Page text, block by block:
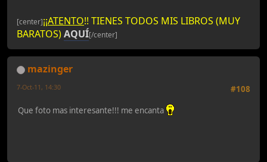
[center]¡¡ATENTO!! TIENES TODOS MIS LIBROS (MUY
BARATOS)AQUÍ[/center]
mazinger
#108
7-Oct-11, 14:30
Que foto mas interesante!!! me encanta